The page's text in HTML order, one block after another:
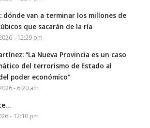
dónde van a terminar los millones de
que sacarán de la ría
- 12:29 pm
“La Nueva Provincia es un caso
del terrorismo de Estado al
poder económico”
- 6:20 am
- 12:10 pm